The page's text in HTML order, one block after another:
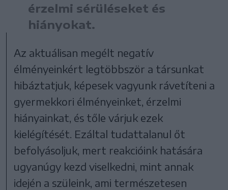
érzelmi sérüléseket és
hiányokat.
Az aktuálisan megélt negatív
élményeinkért legtöbbször a társunkat
hibáztatjuk, képesek vagyunk rávetíteni a
gyermekkori élményeinket, érzelmi
hiányainkat, és tőle várjuk ezek
kielégítését. Ezáltal tudattalanul őt
befolyásoljuk, mert reakcióink hatására
ugyanúgy kezd viselkedni, mint annak
idején a szüleink, ami természetesen